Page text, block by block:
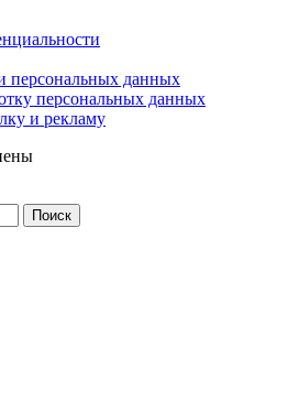
персональных данных
персональных данных
и рекламу
Поиск